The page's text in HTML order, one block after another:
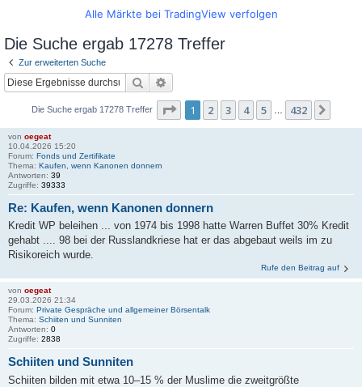
Alle Märkte bei TradingView verfolgen
Die Suche ergab 17278 Treffer
Zur erweiterten Suche
Suche
Die Suche ergab 17278 Treffer Seite 1von 432
1 2 3 4 5 432
von oegeat
10.04.2026 15:20
Forum: Fonds und Zertifikate
Thema: Kaufen, wenn Kanonen donnern
Antworten: 39
Zugriffe: 39333
Re: Kaufen, wenn Kanonen donnern
Kredit WP beleihen ... von 1974 bis 1998 hatte Warren Buffet 30% Kredit
gehabt .... 98 bei der Russlandkriese hat er das abgebaut weils im zu
Risikoreich wurde.
Rufe den Beitrag auf
von oegeat
29.03.2026 21:34
Forum: Private Gespräche und allgemeiner Börsentalk
Thema: Schiiten und Sunniten
Antworten: 0
Zugriffe: 2838
Schiiten und Sunniten
Schiiten bilden mit etwa 10–15 % der Muslime die zweitgrößte